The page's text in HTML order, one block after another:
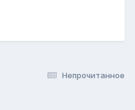
Непрочитанное